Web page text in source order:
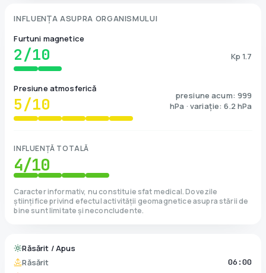
INFLUENȚA ASUPRA ORGANISMULUI
Furtuni magnetice
2/10 Kp 1.7
Presiune atmosferică
5/10
presiune acum: 999
hPa · variație: 6.2 hPa
INFLUENȚĂ TOTALĂ
4/10
Caracter informativ, nu constituie sfat medical. Dovezile
științifice privind efectul activității geomagnetice asupra stării de
bine sunt limitate și neconcludente.
Răsărit / Apus
Răsărit
06:00